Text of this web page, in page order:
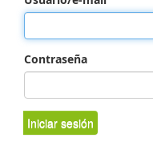
Contraseña
Iniciar sesión